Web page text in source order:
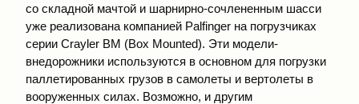
со складной мачтой и шарнирно-сочлененным шасси
уже реализована компанией Palfinger на погрузчиках
серии Crayler BM (Box Mounted). Эти модели-
внедорожники используются в основном для погрузки
паллетированных грузов в самолеты и вертолеты в
вооруженных силах. Возможно, и другим